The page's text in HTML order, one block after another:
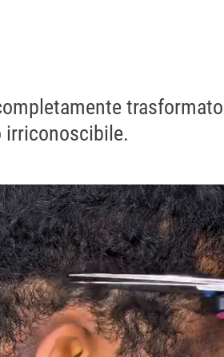
irriconoscibile.